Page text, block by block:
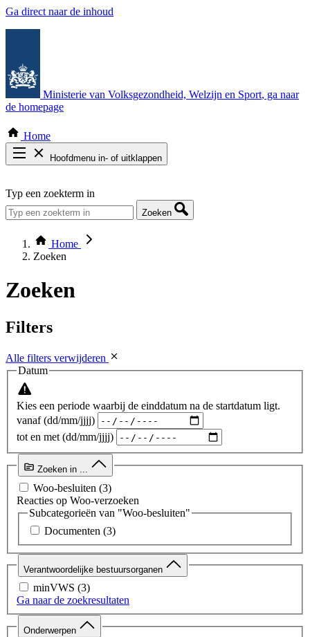
Ga direct naar de inhoud
Ministerie van Volksgezondheid, Welzijn en Sport, ga naar
de homepage
Home
Hoofdmenu in- of uitklappen
Thema COVID-19
Bekijk per bestuursorgaan
Typ een zoekterm in
Zoeken
Home
Zoeken
Zoeken
Filters
Alle filters verwijderen
Datum
Kies een periode waarbij de einddatum na de startdatum ligt.
vanaf (dd/mm/jjjj)
tot en met (dd/mm/jjjj)
Zoeken in ...
Woo-besluiten (3)
Reacties op Woo-verzoeken
Subcategorieën van "Woo-besluiten"
Documenten (3)
Verantwoordelijke bestuursorganen
minVWS (3)
Ga naar de zoekresultaten
Onderwerpen